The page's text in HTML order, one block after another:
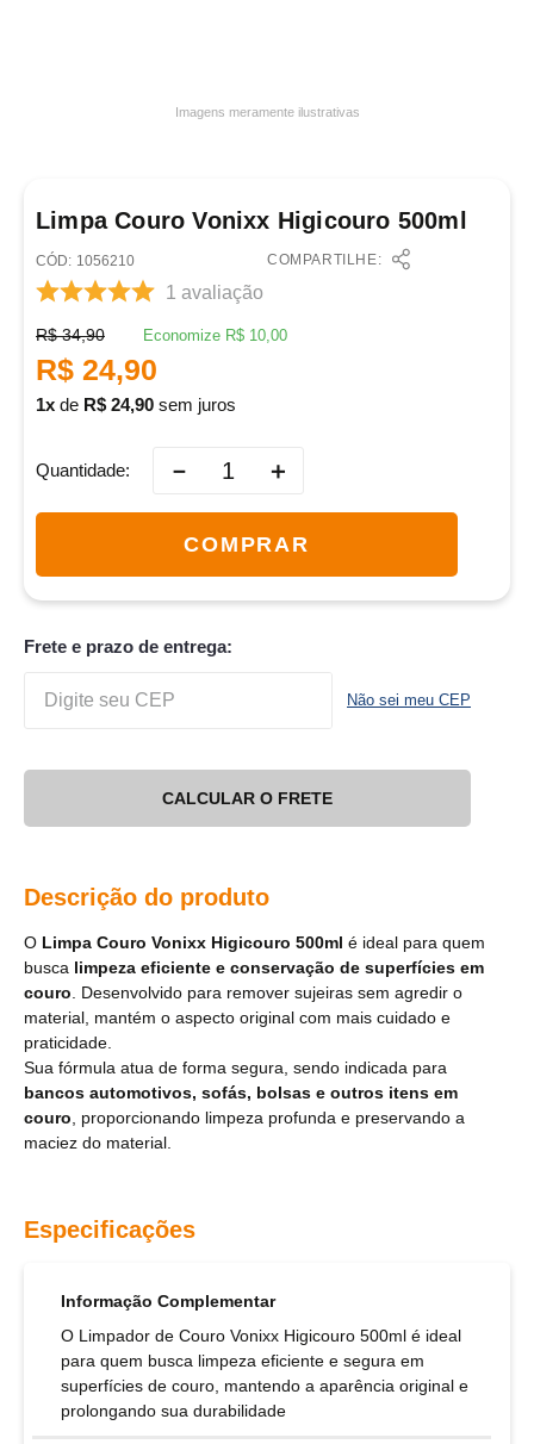
Imagens meramente ilustrativas
Limpa Couro Vonixx Higicouro 500ml
: 1056210 COMPARTILHE:
1 avaliação
R$ 34,90 Economize R$ 10,00
R$ 24,90
1 de R$ 24,90 sem juros
Quantidade ＋
－
COMPRAR
Frete e prazo de entrega:
Não sei meu CEP
CALCULAR O FRETE
Descrição do produto
O Limpa Couro Vonixx Higicouro 500ml é ideal para quem
busca limpeza eficiente e conservação de superfícies em
couro . Desenvolvido para remover sujeiras sem agredir o
material, mantém o aspecto original com mais cuidado e
praticidade.
Sua fórmula atua de forma segura, sendo indicada para
bancos automotivos, sofás, bolsas e outros itens em
couro , proporcionando limpeza profunda e preservando a
maciez do material.
Especificações
Informação Complementar
O Limpador de Couro Vonixx Higicouro 500ml é ideal
para quem busca limpeza eficiente e segura em
superfícies de couro, mantendo a aparência original e
prolongando sua durabilidade